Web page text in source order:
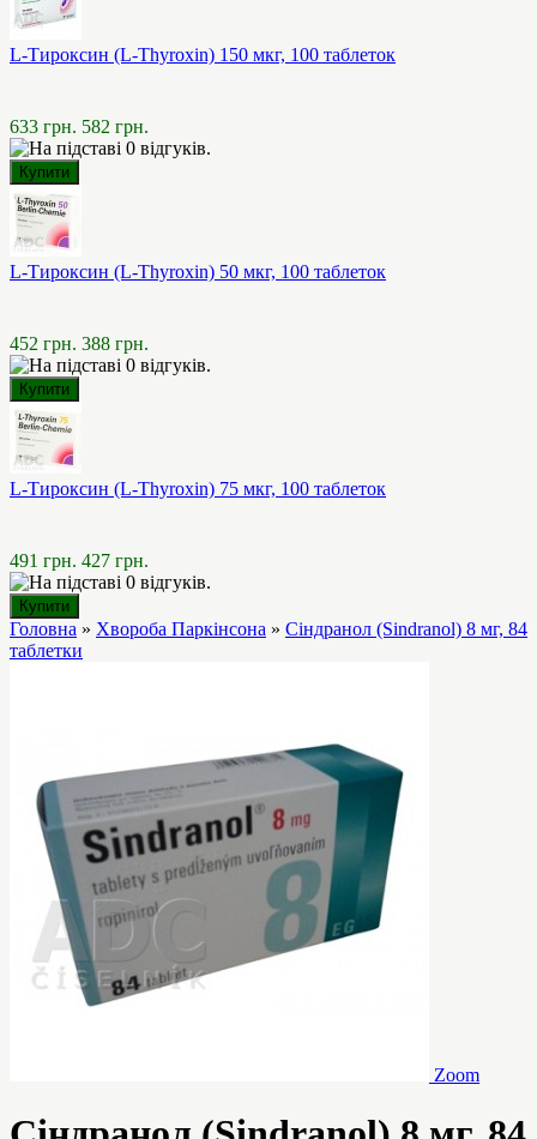
L-Тироксин (L-Thyroxin) 150 мкг, 100 таблеток
633 грн. 582 грн.
L-Тироксин (L-Thyroxin) 50 мкг, 100 таблеток
452 грн. 388 грн.
L-Тироксин (L-Thyroxin) 75 мкг, 100 таблеток
491 грн. 427 грн.
Головна » Хвороба Паркінсона » Сіндранол (Sindranol) 8 мг, 84
таблетки
Zoom